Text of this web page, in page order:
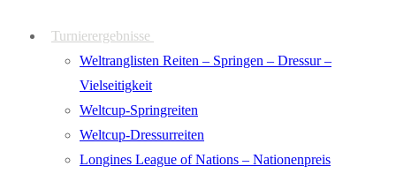
Turnierergebnisse
Weltranglisten Reiten – Springen – Dressur –
Vielseitigkeit
Weltcup-Springreiten
Weltcup-Dressurreiten
Longines League of Nations – Nationenpreis